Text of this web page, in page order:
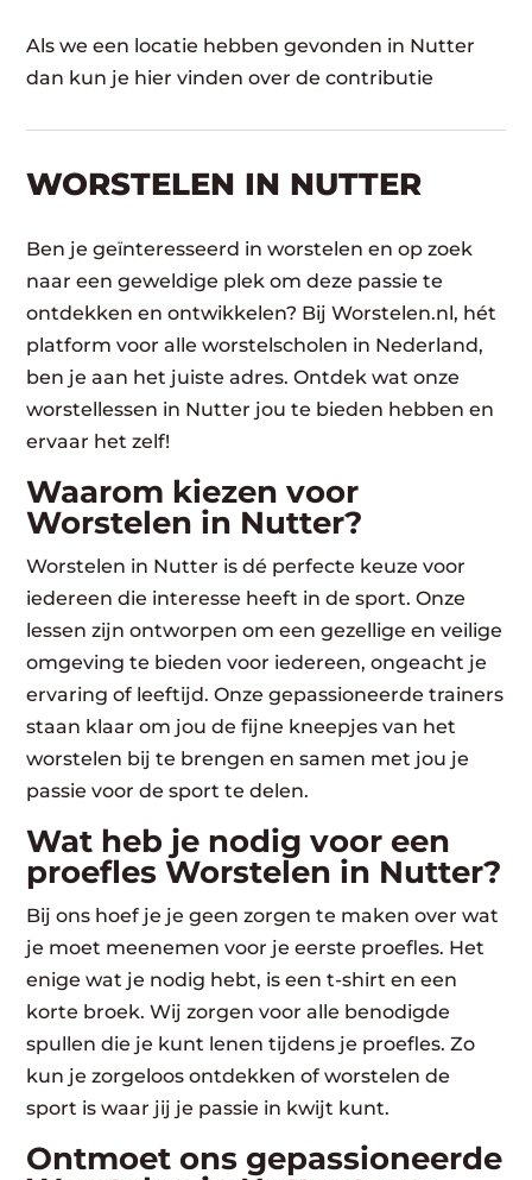
Als we een locatie hebben gevonden in Nutter
dan kun je hier vinden over de contributie
WORSTELEN​ IN NUTTER
Ben je geïnteresseerd in worstelen en op zoek
naar een geweldige plek om deze passie te
ontdekken en ontwikkelen? Bij Worstelen.nl, hét
platform voor alle worstelscholen in Nederland,
ben je aan het juiste adres. Ontdek wat onze
worstellessen in Nutter jou te bieden hebben en
ervaar het zelf!
Waarom kiezen voor
Worstelen in Nutter?
Worstelen in Nutter is dé perfecte keuze voor
iedereen die interesse heeft in de sport. Onze
lessen zijn ontworpen om een gezellige en veilige
omgeving te bieden voor iedereen, ongeacht je
ervaring of leeftijd. Onze gepassioneerde trainers
staan klaar om jou de fijne kneepjes van het
worstelen bij te brengen en samen met jou je
passie voor de sport te delen.
Wat heb je nodig voor een
proefles Worstelen in Nutter?
Bij ons hoef je je geen zorgen te maken over wat
je moet meenemen voor je eerste proefles. Het
enige wat je nodig hebt, is een t-shirt en een
korte broek. Wij zorgen voor alle benodigde
spullen die je kunt lenen tijdens je proefles. Zo
kun je zorgeloos ontdekken of worstelen de
sport is waar jij je passie in kwijt kunt.
Ontmoet ons gepassioneerde